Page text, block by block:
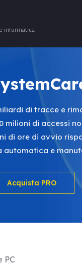
informatica
di tracce e
milioni di accessi
di ore di avvio
automatica e
Acquista PRO
PC